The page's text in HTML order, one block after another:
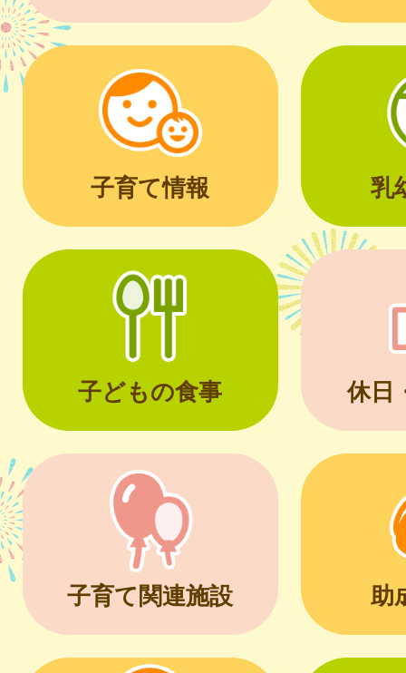
子育て情報 乳
子どもの食事 休日
子育て関連施設 助